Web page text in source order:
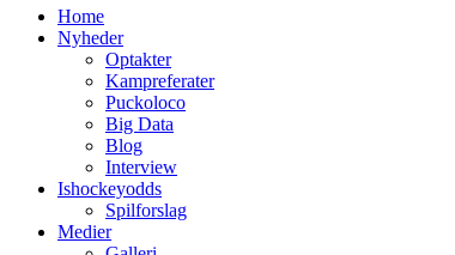
Home
Nyheder
Optakter
Kampreferater
Puckoloco
Big Data
Blog
Interview
Ishockeyodds
Spilforslag
Medier